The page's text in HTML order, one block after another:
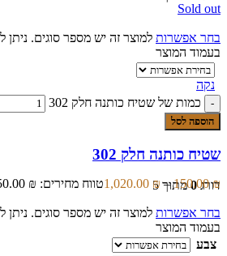
Sold out
בחר אפשרות למוצר זה יש מספר סוגים.
בעמוד המוצר
נקה
כמות של שטיח כותנה חלק 302
הוספה לסל
שטיח כותנה חלק 302
דורג0מתוך 5150.00₪
–
1,020.00 ₪ טווח מחירים: ⁦150.00 ₪⁩ עד ⁦1,020.00 ₪⁩
בחר אפשרות למוצר זה יש מספר סוגים.
בעמוד המוצר
צבע